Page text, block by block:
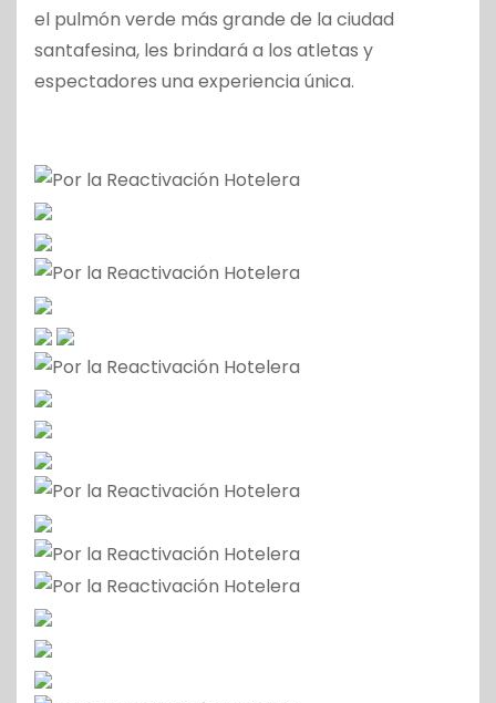
el pulmón verde más grande de la ciudad
santafesina, les brindará a los atletas y
espectadores una experiencia única.